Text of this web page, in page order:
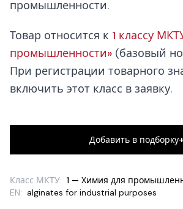
промышленности.
Товар относится к 1 классу
промышленности» (базовый
При регистрации товарного
включить этот класс в заявку.
Добавить в подборку
Класс МКТУ: 1 — Химия для
EN: alginates for industrial purposes